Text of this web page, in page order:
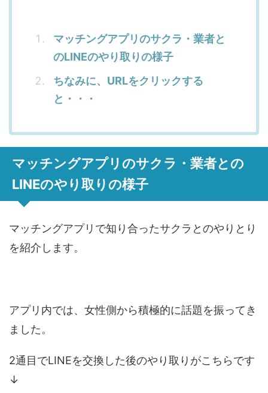
マッチングアプリのサクラ・業者と
のLINEのやり取りの様子
ちなみに、URLをクリックする
と・・・
マッチングアプリのサクラ・業者との
LINEのやり取りの様子
マッチングアプリで知り合ったサクラとのやりとり
を紹介します。
アプリ内では、女性側から積極的に話題を振ってき
ました。
2通目でLINEを交換した後のやり取りがこちらです
↓